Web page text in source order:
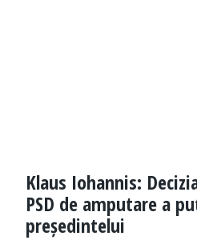
Klaus Iohannis:
PSD de amputare a
președintelui